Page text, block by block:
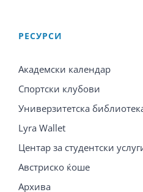
PЕСУРСИ
Академски календар
Спортски клубови
Универзитетска
Lyra Wallet
Центар за студентски
Австриско ќоше
Архива